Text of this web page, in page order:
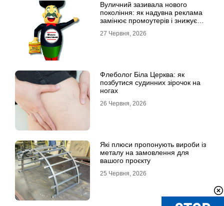
Вуличний зазивала нового
покоління: як надувна реклама
замінює промоутерів і знижує
27 Червня, 2026
Флеболог Біла Церква: як
позбутися судинних зірочок на
ногах
26 Червня, 2026
Які плюси пропонують вироби із
металу на замовлення для
вашого проєкту
25 Червня, 2026